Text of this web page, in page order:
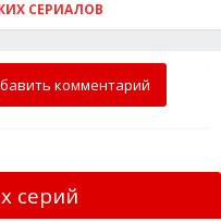
СЕРИАЛОВ
комментарий
серий